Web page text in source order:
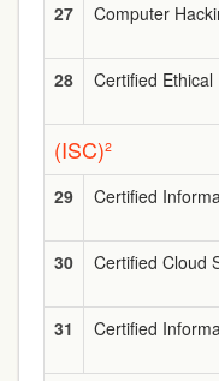
27 Computer
28 Certified
(ISC)²
29 Certified
30 Certified Cloud
31 Certified